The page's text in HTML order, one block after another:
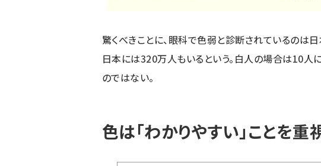
驚くべきことに、眼科で色弱と診断されているのは
日本には320万人もいるという。白人の場合は10人
のではない。
色は「わかりやすい」ことを重